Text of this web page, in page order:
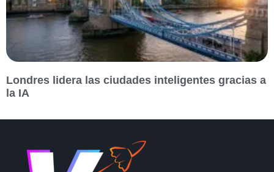
Londres lidera las ciudades inteligentes gracias a
la IA